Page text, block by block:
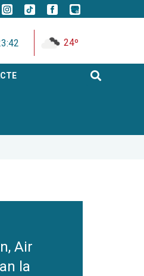
24º
Air
la